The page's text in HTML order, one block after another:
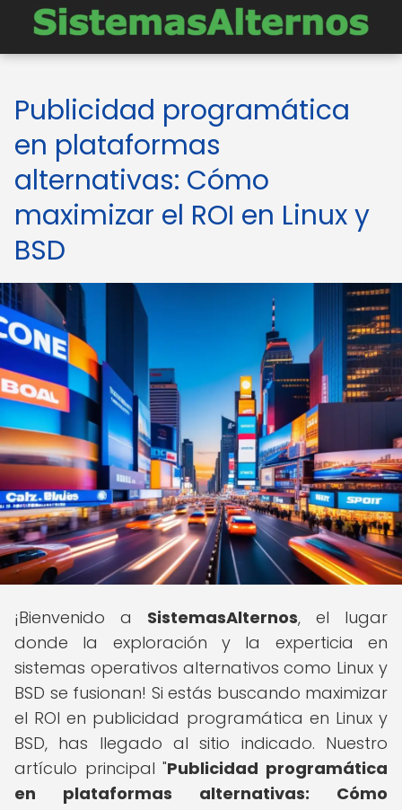
Publicidad programática
en plataformas
alternativas: Cómo
maximizar el ROI en Linux y
BSD
¡Bienvenido a SistemasAlternos, el lugar
donde la exploración y la experticia en
sistemas operativos alternativos como Linux y
BSD se fusionan! Si estás buscando maximizar
el ROI en publicidad programática en Linux y
BSD, has llegado al sitio indicado. Nuestro
artículo principal "Publicidad programática
en plataformas alternativas: Cómo